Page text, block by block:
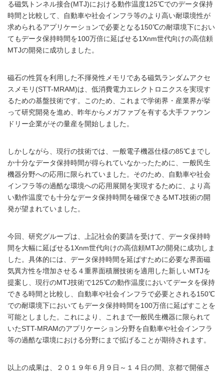
る磁気トンネル接合(MTJ)における動作温度125℃でのデータ保持
時間と比較して、自動車や社会インフラ等のより高い耐環境性が
求められるアプリケーションで必要となる150℃の耐環境下におい
てもデータ保持時間を100万倍に延ばせる1Xnm世代向けの高信頼
MTJの開発に成功しました。
磁石の性質を利用した不揮発性メモリである磁気ランダムアクセ
スメモリ(STT-MRAM)は、低消費電力エレクトロニクスを実現す
るための基盤技術です。このため、これまで学術界・産業界が挙
って研究開発を進め、昨年からメガファブを有する大手ファウン
ドリー企業がその量産を開始しました。
しかしながら、現行の技術では、一般電子機器仕様の85℃までし
か十分なデータ保持時間が得られていなかったために、一般民生
機器分野への応用に限られていました。そのため、自動車や社会
インフラ等の過酷な環境への応用展開を実現するために、より高
い動作温度でも十分なデータ保持時間を確保できるMTJ技術の開
発が望まれていました。
今回、研究グループは、上記社会的要請を受けて、データ保持時
間を大幅に延ばせる1Xnm世代向けの高信頼MTJの開発に成功しま
した。具体的には、データ保持時間を延ばすために必要な界面磁
気異方性を増加させる４重界面積層技術を適用した新しいMTJを
提案し、現行のMTJ技術で125℃の動作温度においてデータを保持
できる時間と比較し、自動車や社会インフラで必要とされる150℃
での耐環境下においてもデータ保持時間を100万倍に延ばすことを
可能としました。これにより、これまで一般民生機器に限られて
いたSTT-MRAMのアプリケーション分野を自動車や社会インフラ
等の過酷な環境における分野にまで拡げることが期待されます。
以上の成果は、２０１９年６月９日～１４日の間、京都で開催さ